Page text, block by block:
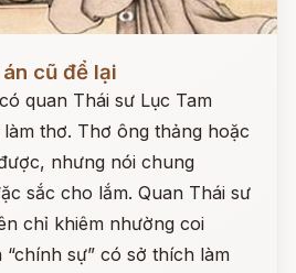
cũ để lại
quan Thái sư Lục Tam
thơ. Thơ ông thảng hoặc
nhưng nói chung
sắc cho lắm. Quan Thái sư
chỉ khiêm nhường coi
sự” có sở thích làm